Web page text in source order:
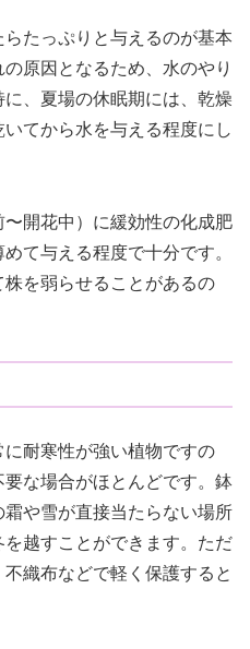
たっぷりと与えるのが基本
原因となるため、水のやり
、夏場の休眠期には、乾燥
てから水を与える程度にし
開花中）に緩効性の化成肥
て与える程度で十分です。
を弱らせることがあるの
耐寒性が強い植物ですの
な場合がほとんどです。鉢
や雪が直接当たらない場所
越すことができます。ただ
織布などで軽く保護すると